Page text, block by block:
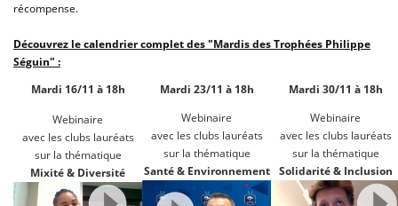
récompense.
Découvrez le calendrier complet des "Mardis des Trophées Philippe
Séguin" :
Mardi 16/11 à 18h
Mardi 23/11 à 18h
Mardi 30/11 à 18h
Webinaire
avec les clubs lauréats
sur la thématique
Mixité & Diversité
Webinaire
avec les clubs lauréats
sur la thématique
Santé & Environnement
Webinaire
avec les clubs lauréats
sur la thématique
Solidarité & Inclusion